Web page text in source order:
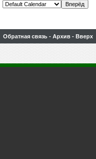
Обратная связь - Архив - Вверх